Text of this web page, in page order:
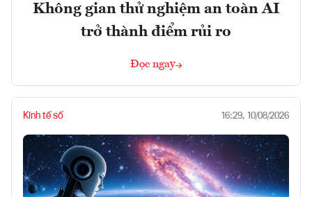
Không gian thử nghiệm an toàn AI
trở thành điểm rủi ro
Đọc ngay
Kinh tế số 16:29, 10/08/2026